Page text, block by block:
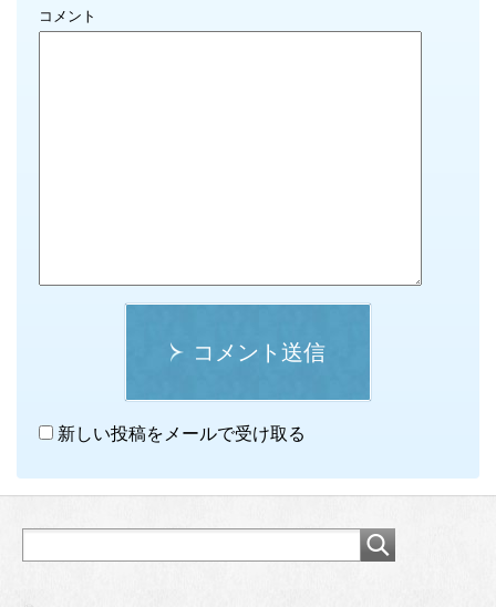
コメント
コメント送信
新しい投稿をメールで受け取る